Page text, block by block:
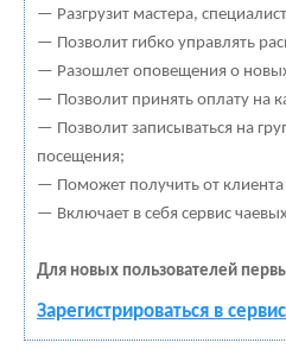
— Разгрузит мастера,
— Позволит гибко управлять
— Разошлет оповещения о
— Позволит принять оплату на
— Позволит записываться на
посещения;
— Поможет получить от клиента
— Включает в себя сервис
Для новых пользователей
Зарегистрироваться в